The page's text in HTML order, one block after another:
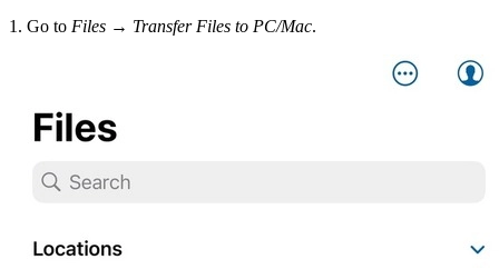
1. Go to Files → Transfer Files to PC/Mac.